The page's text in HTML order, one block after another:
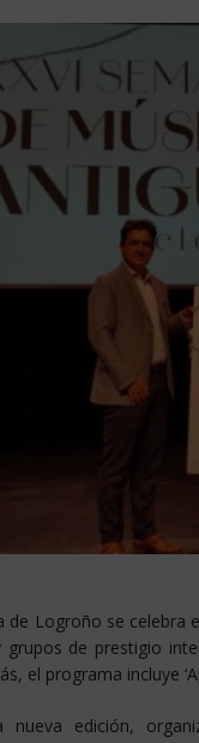
de Logroño se
de prestigio
el programa incluye
nueva edición,